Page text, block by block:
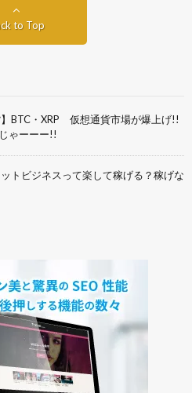
to Top
】BTC・XRP 仮想通貨市場が爆上げ!!
ゃーーー!!
トビジネスって楽して稼げる？稼げな